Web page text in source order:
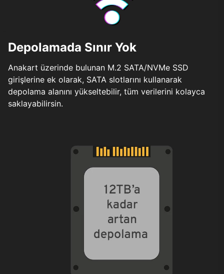
Depolamada Sınır Yok
Anakart üzerinde bulunan M.2 SATA/NVMe SSD
girişlerine ek olarak, SATA slotlarını kullanarak
depolama alanını yükseltebilir, tüm verilerini kolayca
saklayabilirsin.